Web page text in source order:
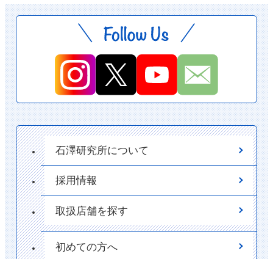
石澤研究所について
採用情報
取扱店舗を探す
初めての方へ